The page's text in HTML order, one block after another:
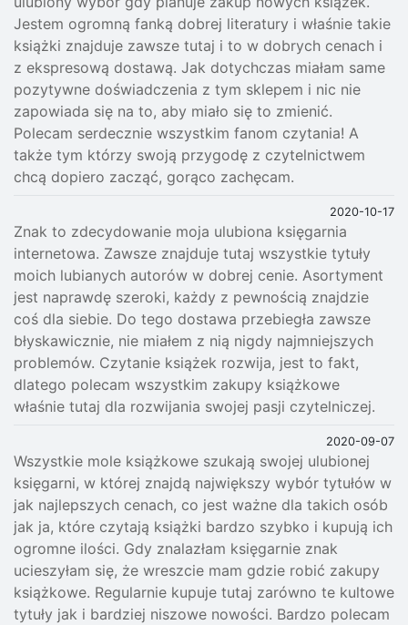
Jestem ogromną fanką dobrej literatury i właśnie takie
książki znajduje zawsze tutaj i to w dobrych cenach i
z ekspresową dostawą. Jak dotychczas miałam same
pozytywne doświadczenia z tym sklepem i nic nie
zapowiada się na to, aby miało się to zmienić.
Polecam serdecznie wszystkim fanom czytania! A
także tym którzy swoją przygodę z czytelnictwem
chcą dopiero zacząć, gorąco zachęcam.
2020-10-17
Znak to zdecydowanie moja ulubiona księgarnia
internetowa. Zawsze znajduje tutaj wszystkie tytuły
moich lubianych autorów w dobrej cenie. Asortyment
jest naprawdę szeroki, każdy z pewnością znajdzie
coś dla siebie. Do tego dostawa przebiegła zawsze
błyskawicznie, nie miałem z nią nigdy najmniejszych
problemów. Czytanie książek rozwija, jest to fakt,
dlatego polecam wszystkim zakupy książkowe
właśnie tutaj dla rozwijania swojej pasji czytelniczej.
2020-09-07
Wszystkie mole książkowe szukają swojej ulubionej
księgarni, w której znajdą największy wybór tytułów w
jak najlepszych cenach, co jest ważne dla takich osób
jak ja, które czytają książki bardzo szybko i kupują ich
ogromne ilości. Gdy znalazłam księgarnie znak
ucieszyłam się, że wreszcie mam gdzie robić zakupy
książkowe. Regularnie kupuje tutaj zarówno te kultowe
tytuły jak i bardziej niszowe nowości. Bardzo polecam